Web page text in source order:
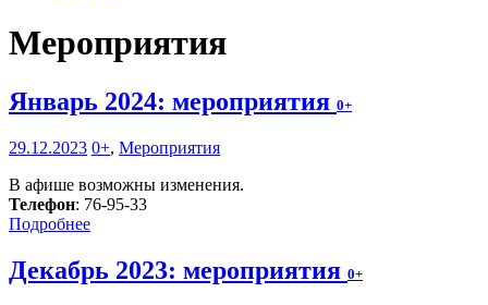
Мероприятия
Январь 2024: мероприятия 0+
29.12.2023 0+, Мероприятия
В афише возможны изменения.
Телефон: 76-95-33
Подробнее
Декабрь 2023: мероприятия 0+